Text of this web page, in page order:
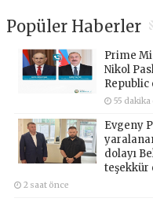
Popüler Haberler
Prime
Nikol
55 dakika
Evgeny
dolayı
teşekkür
2 saat önce